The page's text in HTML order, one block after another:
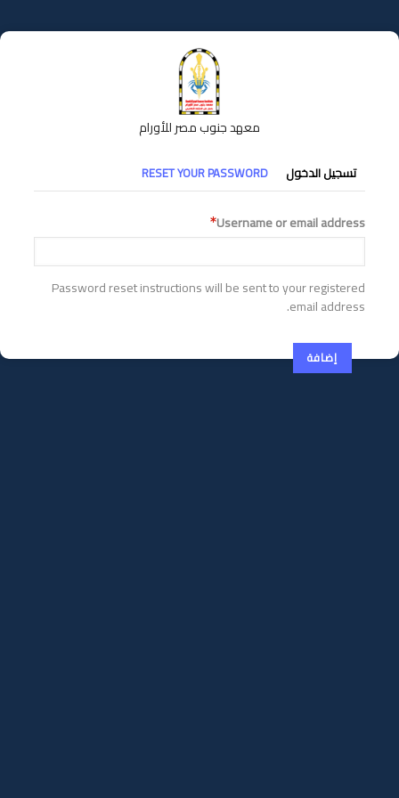
إلى
المحتوى
معهد جنوب مصر للأورام
التبويبات
الأساسية
تسجيل الدخول RESET YOUR PASSWORD
Username or email address
Password reset instructions will be sent to your registered
email address.